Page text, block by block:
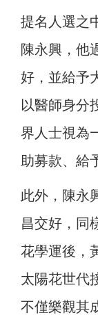
提名人選之
陳永興，他
好，並給予
以醫師身分
界人士視為
助募款、給
此外，陳永
昌交好，同
花學運後，
太陽花世代
不僅樂觀其